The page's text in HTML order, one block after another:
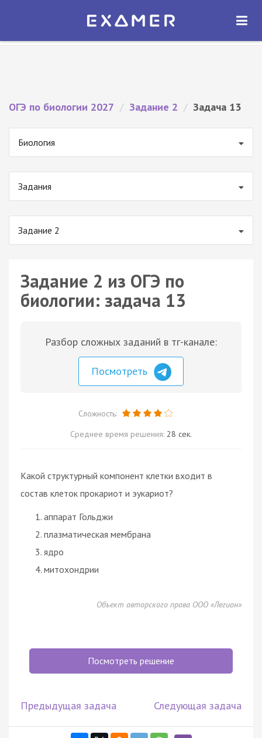
Экзамер — ЕГЭ 2027
ОТКРЫТЬ
ОГЭ по биологии 2027 / Задание 2 / Задача 13
Биология
Задания
Задание 2
Задание 2 из ОГЭ по
биологии: задача 13
Разбор сложных заданий в тг-канале:
Посмотреть
Сложность:
Среднее время решения: 28 сек.
Какой структурный компонент клетки входит в
состав клеток прокариот и эукариот?
аппарат Гольджи
плазматическая мембрана
ядро
митохондрии
Объект авторского права ООО «Легион»
Посмотреть решение
Предыдущая задача Следующая задача